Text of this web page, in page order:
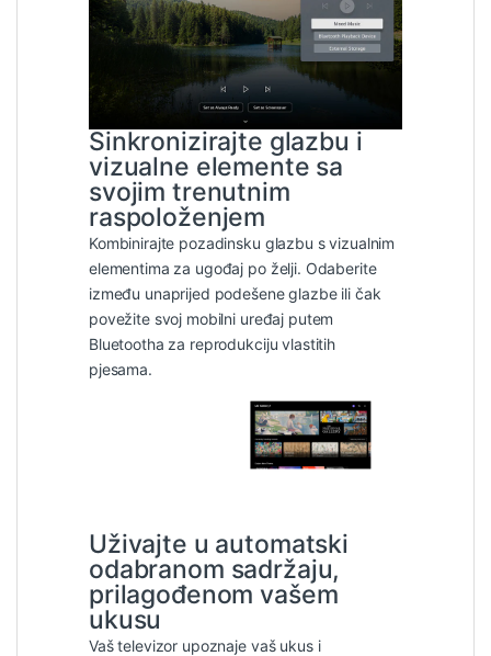
Sinkronizirajte glazbu i
vizualne elemente sa
svojim trenutnim
raspoloženjem
Kombinirajte pozadinsku glazbu s vizualnim
elementima za ugođaj po želji. Odaberite
između unaprijed podešene glazbe ili čak
povežite svoj mobilni uređaj putem
Bluetootha za reprodukciju vlastitih
pjesama.
Uživajte u automatski
odabranom sadržaju,
prilagođenom vašem
ukusu
Vaš televizor upoznaje vaš ukus i